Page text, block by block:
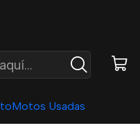
Motos Usadas
CC con Llave Paso